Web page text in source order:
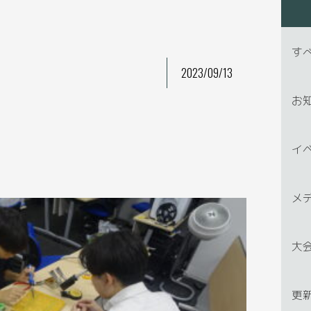
2023/09/13
す
お
イ
メ
大
更